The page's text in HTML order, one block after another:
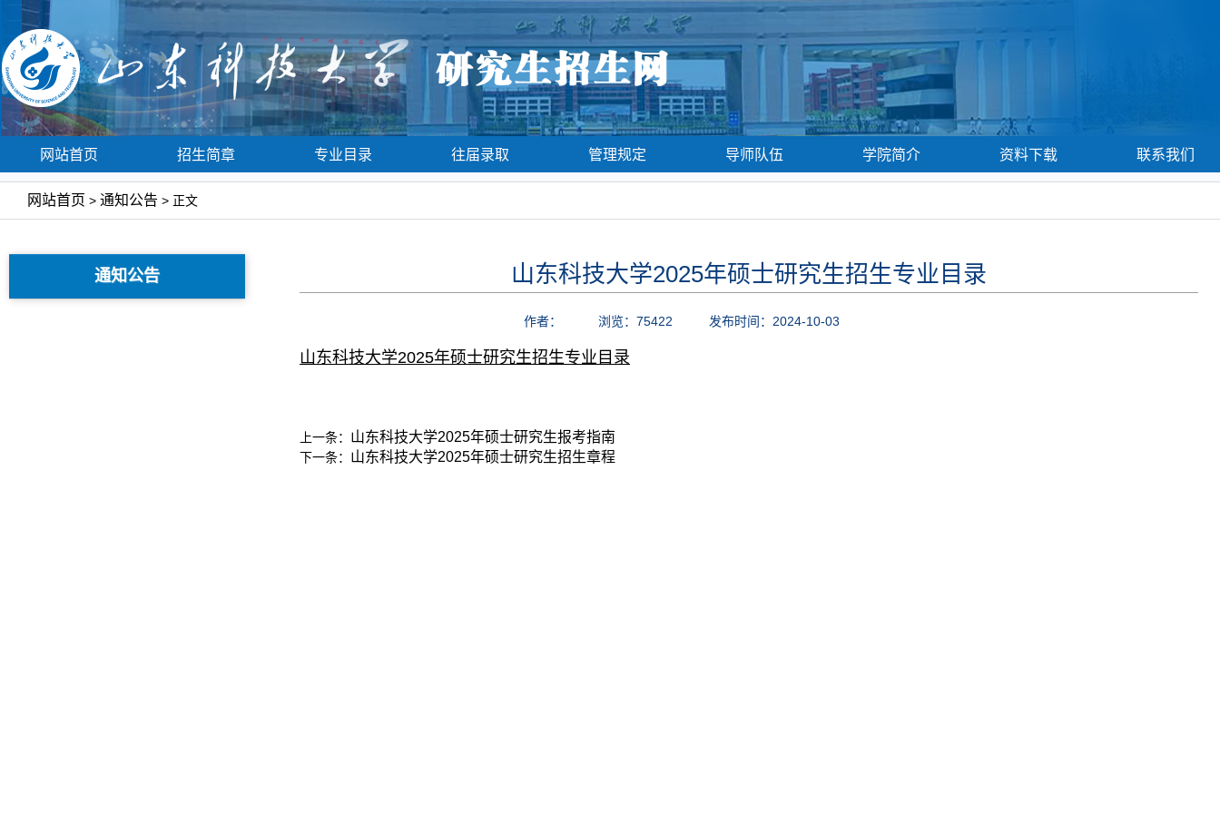
网站首页 招生简章 专业目录 往届录取 管理规定 导师队伍 学院简介 资料下载 联系我们
网站首页 > 通知公告 > 正文
通知公告 山东科技大学2025年硕士研究生招生专业目录
发布时间：2024-10-03
浏览： 75422
作者：
山东科技大学2025年硕士研究生招生专业目录
上一条： 山东科技大学2025年硕士研究生报考指南
下一条： 山东科技大学2025年硕士研究生招生章程